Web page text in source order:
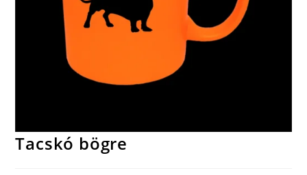
Tacskó bögre